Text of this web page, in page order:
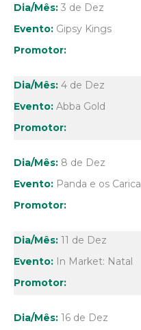
3 de Dez
Gipsy Kings
4 de Dez
Abba Gold
8 de Dez
Panda e os
11 de Dez
In Market: Natal
16 de Dez